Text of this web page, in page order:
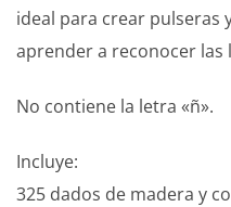
ideal para crear pulseras
aprender a reconocer
No contiene la letra «ñ».
Incluye:
325 dados de madera y